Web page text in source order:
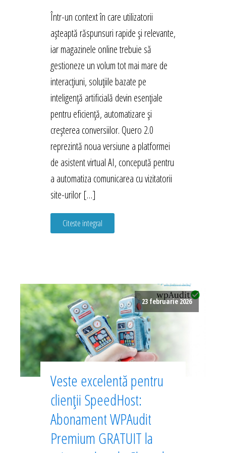
Într-un context în care utilizatorii
așteaptă răspunsuri rapide și relevante,
iar magazinele online trebuie să
gestioneze un volum tot mai mare de
interacțiuni, soluțiile bazate pe
inteligență artificială devin esențiale
pentru eficiență, automatizare și
creșterea conversiilor. Quero 2.0
reprezintă noua versiune a platformei
de asistent virtual AI, concepută pentru
a automatiza comunicarea cu vizitatorii
site-urilor […]
Citeste integral
23 februarie 2026
Veste excelentă pentru
clienții SpeedHost:
Abonament WPAudit
Premium GRATUIT la